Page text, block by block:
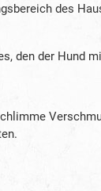
des
den der Hund